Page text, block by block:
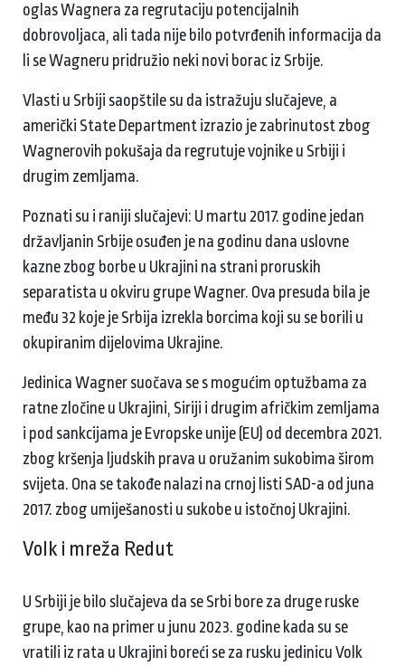
oglas Wagnera za regrutaciju potencijalnih
dobrovoljaca, ali tada nije bilo potvrđenih informacija da
li se Wagneru pridružio neki novi borac iz Srbije.
Vlasti u Srbiji saopštile su da istražuju slučajeve, a
američki State Department izrazio je zabrinutost zbog
Wagnerovih pokušaja da regrutuje vojnike u Srbiji i
drugim zemljama.
Poznati su i raniji slučajevi: U martu 2017. godine jedan
državljanin Srbije osuđen je na godinu dana uslovne
kazne zbog borbe u Ukrajini na strani proruskih
separatista u okviru grupe Wagner. Ova presuda bila je
među 32 koje je Srbija izrekla borcima koji su se borili u
okupiranim dijelovima Ukrajine.
Jedinica Wagner suočava se s mogućim optužbama za
ratne zločine u Ukrajini, Siriji i drugim afričkim zemljama
i pod sankcijama je Evropske unije (EU) od decembra 2021.
zbog kršenja ljudskih prava u oružanim sukobima širom
svijeta. Ona se takođe nalazi na crnoj listi SAD-a od juna
2017. zbog umiješanosti u sukobe u istočnoj Ukrajini.
Volk i mreža Redut
U Srbiji je bilo slučajeva da se Srbi bore za druge ruske
grupe, kao na primer u junu 2023. godine kada su se
vratili iz rata u Ukrajini boreći se za rusku jedinicu Volk